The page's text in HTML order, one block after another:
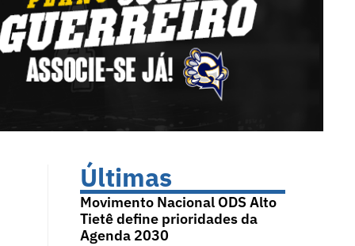
Últimas
Movimento Nacional ODS Alto
Tietê define prioridades da
Agenda 2030